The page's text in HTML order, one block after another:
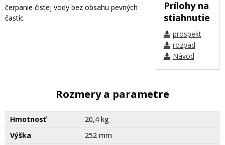
Prílohy na
stiahnutie
prospekt
rozpad
Návod
čerpanie čistej vody bez obsahu pevných
častíc
Rozmery a parametre
Hmotnosť
20,4 kg
Výška
252 mm